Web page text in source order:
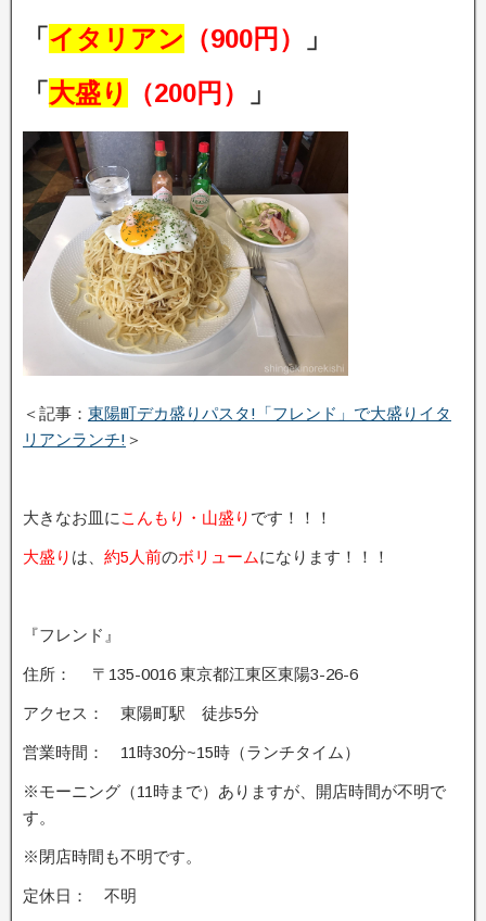
「 イタリアン （900円）
」
「 大盛り （200円） 」
＜記事： 東陽町デカ盛りパスタ!「フレンド」で大盛りイタ
リアンランチ! ＞
大きなお皿に こんもり・山盛り です！！！
大盛り は、 約5人前のボリュームになります！！！
『フレンド』
住所： 〒135-0016 東京都江東区東陽3-26-6
アクセス： 東陽町駅 徒歩5分
営業時間： 11時30分~15時（ランチタイム）
※モーニング（11時まで）ありますが、開店時間が不明で
す。
※閉店時間も不明です。
定休日： 不明